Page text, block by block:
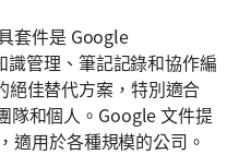
套件是 Google
管理、筆記記錄和協作編
佳替代方案，特別適合
隊和個人。Google 文件提
適用於各種規模的公司。